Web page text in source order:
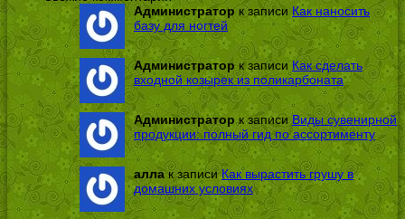
Администратор к записи Как наносить
базу для ногтей
Администраторк записи Как сделать
входной козырек из поликарбоната
Администраторк записиВиды сувенирной
продукции: полный гид по ассортименту
аллак записиКак вырастить грушу в
домашних условиях